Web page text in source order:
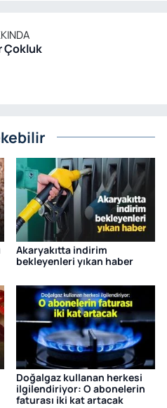
Çokluk
Akaryakıtta indirim
bekleyenleri yıkan haber
Doğalgaz kullanan herkesi
ilgilendiriyor: O abonelerin
faturası iki kat artacak